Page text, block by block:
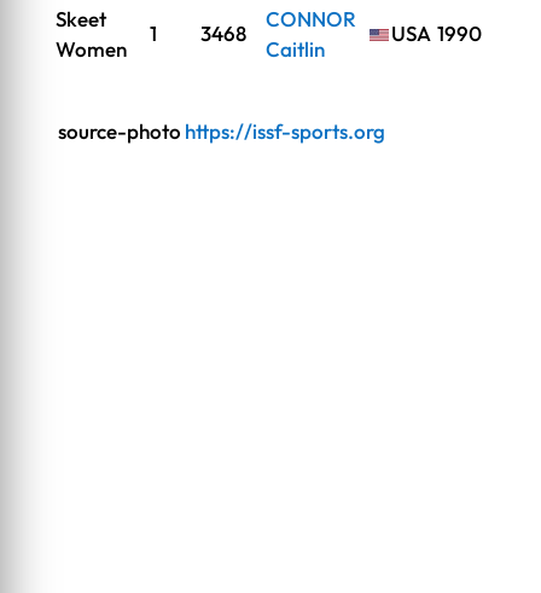
Skeet
Women
1 3468
CONNOR
Caitlin
USA 1990
source-photo https://issf-sports.org